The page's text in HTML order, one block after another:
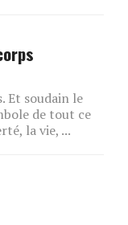
Et soudain le
de tout ce
la vie, ...